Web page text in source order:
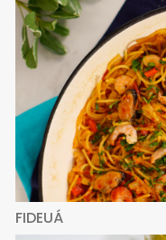
FIDEUÁ